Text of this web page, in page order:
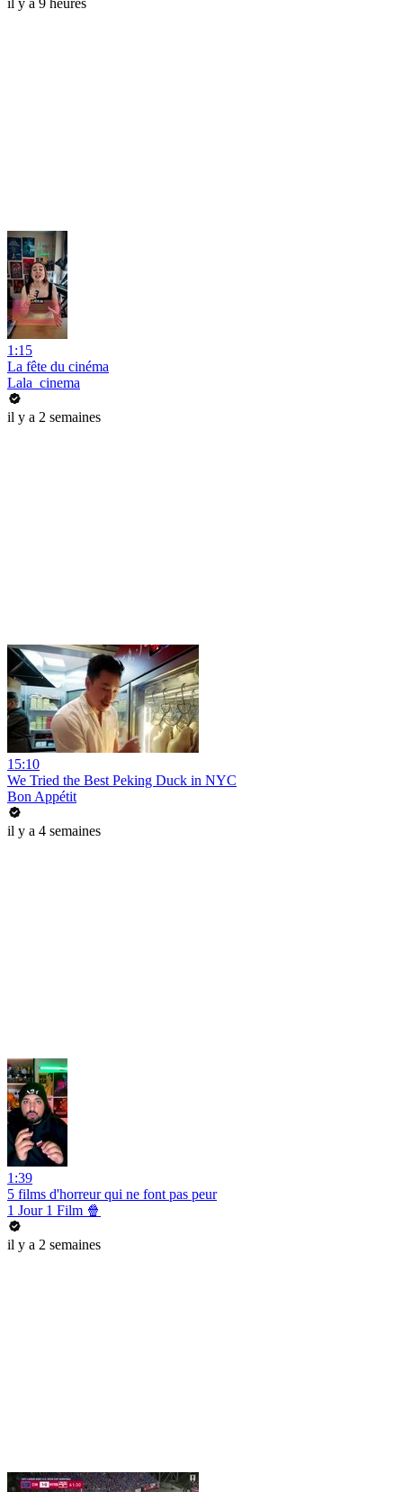
il y a 9 heures
1:15
La fête du cinéma
Lala_cinema
il y a 2 semaines
15:10
We Tried the Best Peking Duck in NYC
Bon Appétit
il y a 4 semaines
1:39
5 films d'horreur qui ne font pas peur
1 Jour 1 Film 🍿
il y a 2 semaines